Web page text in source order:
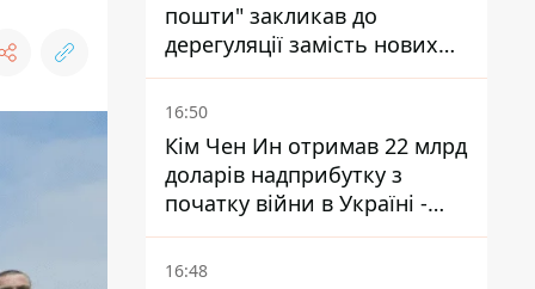
пошти" закликав до
дерегуляції замість нових
податків - Гетманцев проти
16:50
Кім Чен Ин отримав 22 млрд
доларів надприбутку з
початку війни в Україні -
Bloomberg
16:48